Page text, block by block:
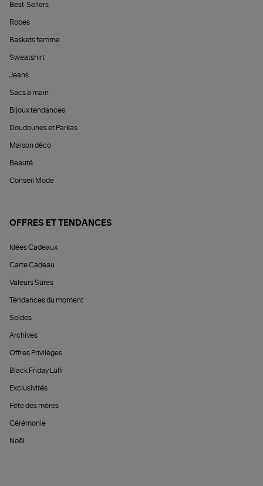
Best-Sellers
Robes
Baskets femme
Sweatshirt
Jeans
Sacs à main
Bijoux tendances
Doudounes et Parkas
Maison déco
Beauté
Conseil Mode
OFFRES ET TENDANCES
Idées Cadeaux
Carte Cadeau
Valeurs Sûres
Tendances du moment
Soldes
Archives
Offres Privilèges
Black Friday Lulli
Exclusivités
Fête des mères
Cérémonie
Noël